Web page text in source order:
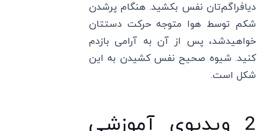
دیافراگم‌تان نفس بکشید. هنگام پرشدن
شکم توسط هوا متوجه حرکت دستتان
خواهیدشد، پس از آن به آرامی بازدم
کنید. شیوه صحیح نفس کشیدن به این
شکل است.
2 ویدیوی آموزشی